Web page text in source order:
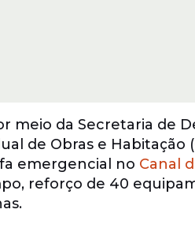
meio da Secretaria de
de Obras e Habitação (
emergencial no Canal
reforço de 40